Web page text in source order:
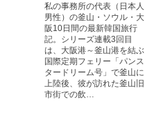
私の事務所の代表（日本人
男性）の釜山・ソウル・大
阪10日間の最新韓国旅行
記。シリーズ連載3回目
は、大阪港～釜山港を結ぶ
国際定期フェリー「パンス
タードリーム号」で釜山に
上陸後、彼が訪れた釜山旧
市街での飲…